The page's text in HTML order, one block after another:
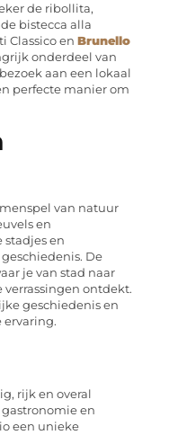
de ribollita,
bistecca alla
Classico en Brunello
onderdeel van
aan een lokaal
perfecte manier om
van natuur
en
en
De
je van stad naar
ontdekt.
geschiedenis en
ervaring.
rijk en overal
gastronomie en
een unieke